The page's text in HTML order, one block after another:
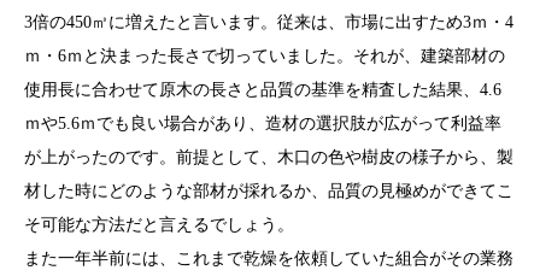
3倍の450㎥に増えたと言います。従来は、市場に出すため3ｍ・4
ｍ・6ｍと決まった長さで切っていました。それが、建築部材の
使用長に合わせて原木の長さと品質の基準を精査した結果、4.6
ｍや5.6ｍでも良い場合があり、造材の選択肢が広がって利益率
が上がったのです。前提として、木口の色や樹皮の様子から、製
材した時にどのような部材が採れるか、品質の見極めができてこ
そ可能な方法だと言えるでしょう。
また一年半前には、これまで乾燥を依頼していた組合がその業務